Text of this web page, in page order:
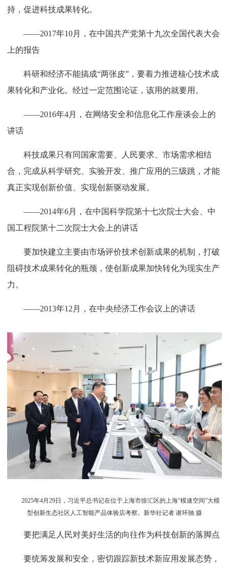
持，促进科技成果转化。
——2017年10月，在中国共产党第十九次全国代表大会
上的报告
科研和经济不能搞成“两张皮”，要着力推进核心技术成
果转化和产业化。经过一定范围论证，该用的就要用。
——2016年4月，在网络安全和信息化工作座谈会上的
讲话
科技成果只有同国家需要、人民要求、市场需求相结
合，完成从科学研究、实验开发、推广应用的三级跳，才能
真正实现创新价值、实现创新驱动发展。
——2014年6月，在中国科学院第十七次院士大会、中
国工程院第十二次院士大会上的讲话
要加快建立主要由市场评价技术创新成果的机制，打破
阻碍技术成果转化的瓶颈，使创新成果加快转化为现实生产
力。
——2013年12月，在中央经济工作会议上的讲话
2025年4月29日，习近平总书记在位于上海市徐汇区的上海“模速空间”大模
型创新生态社区人工智能产品体验店考察。新华社记者 谢环驰 摄
要把满足人民对美好生活的向往作为科技创新的落脚点
要统筹发展和安全，密切跟踪新技术新应用发展态势，